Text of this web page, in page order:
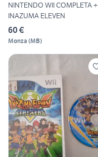
NINTENDO WII COMPLETA +
INAZUMA ELEVEN
60 €
Monza (MB)